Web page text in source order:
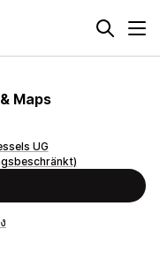
Maps
UG